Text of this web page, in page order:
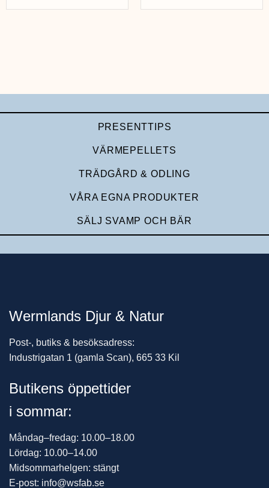
PRESENTTIPS
VÄRMEPELLETS
TRÄDGÅRD & ODLING
VÅRA EGNA PRODUKTER
SÄLJ SVAMP OCH BÄR
Wermlands Djur & Natur
Post-, butiks & besöksadress:
Industrigatan 1 (gamla Scan), 665 33 Kil
Butikens öppettider
i sommar:
Måndag–fredag: 10.00–18.00
Lördag: 10.00–14.00
Midsommarhelgen: stängt
E-post: info@wsfab.se